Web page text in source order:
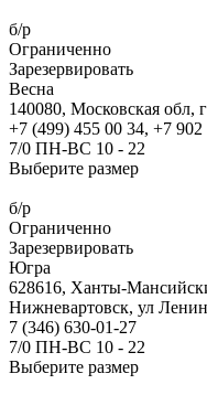
б/р
Ограниченно
Зарезервировать
Весна
140080, Московская обл,
+7 (499) 455 00 34, +7 902
7/0 ПН-ВС 10 - 22
Выберите размер
б/р
Ограниченно
Зарезервировать
Югра
628616, Ханты-
Нижневартовск, ул
7 (346) 630-01-27
7/0 ПН-ВС 10 - 22
Выберите размер